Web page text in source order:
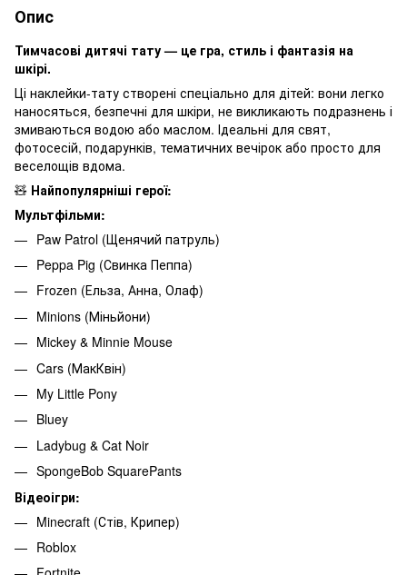
Опис
Тимчасові дитячі тату — це гра, стиль і фантазія на
шкірі.
Ці наклейки-тату створені спеціально для дітей: вони легко
наносяться, безпечні для шкіри, не викликають подразнень і
змиваються водою або маслом. Ідеальні для свят,
фотосесій, подарунків, тематичних вечірок або просто для
веселощів вдома.
🧸 Найпопулярніші герої:
Мультфільми:
Paw Patrol (Щенячий патруль)
Peppa Pig (Свинка Пеппа)
Frozen (Ельза, Анна, Олаф)
Minions (Міньйони)
Mickey & Minnie Mouse
Cars (МакКвін)
My Little Pony
Bluey
Ladybug & Cat Noir
SpongeBob SquarePants
Відеоігри:
Minecraft (Стів, Крипер)
Roblox